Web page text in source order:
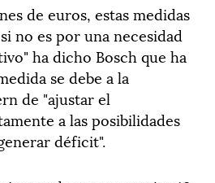
de euros, estas medidas
no es por una necesidad
ha dicho Bosch que ha
se debe a la
de "ajustar el
a las posibilidades
déficit".